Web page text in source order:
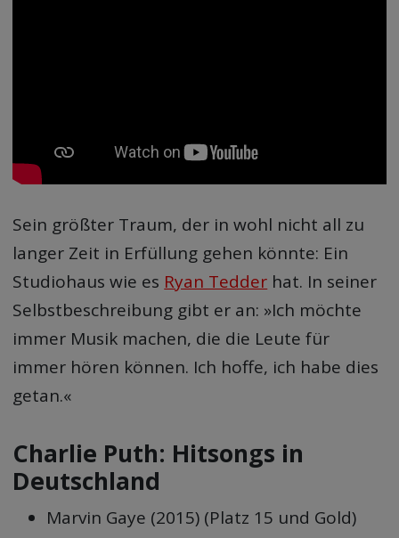
Sein größter Traum, der in wohl nicht all zu
langer Zeit in Erfüllung gehen könnte: Ein
Studiohaus wie es Ryan Tedder hat. In seiner
Selbstbeschreibung gibt er an: »Ich möchte
immer Musik machen, die die Leute für
immer hören können. Ich hoffe, ich habe dies
getan.«
Charlie Puth: Hitsongs in
Deutschland
Marvin Gaye (2015) (Platz 15 und Gold)